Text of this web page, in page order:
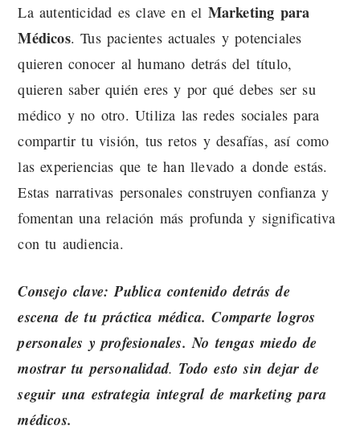
La autenticidad es clave en el Marketing para
Médicos. Tus pacientes actuales y potenciales
quieren conocer al humano detrás del título,
quieren saber quién eres y por qué debes ser su
médico y no otro. Utiliza las redes sociales para
compartir tu visión, tus retos y desafías, así como
las experiencias que te han llevado a donde estás.
Estas narrativas personales construyen confianza y
fomentan una relación más profunda y significativa
con tu audiencia.
Consejo clave: Publica contenido detrás de
escena de tu práctica médica. Comparte logros
personales y profesionales. No tengas miedo de
mostrar tu personalidad. Todo esto sin dejar de
seguir una estrategia integral de marketing para
médicos.